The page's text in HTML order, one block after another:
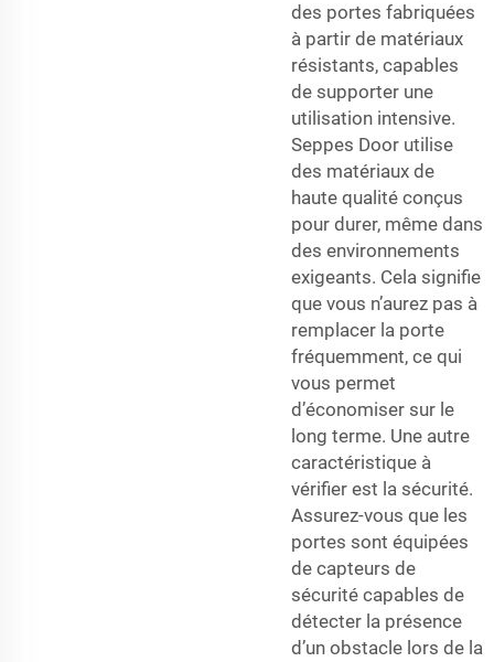
des portes fabriquées
à partir de matériaux
résistants, capables
de supporter une
utilisation intensive.
Seppes Door utilise
des matériaux de
haute qualité conçus
pour durer, même dans
des environnements
exigeants. Cela signifie
que vous n’aurez pas à
remplacer la porte
fréquemment, ce qui
vous permet
d’économiser sur le
long terme. Une autre
caractéristique à
vérifier est la sécurité.
Assurez-vous que les
portes sont équipées
de capteurs de
sécurité capables de
détecter la présence
d’un obstacle lors de la